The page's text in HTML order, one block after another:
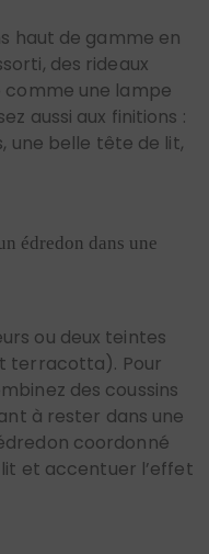
haut de gamme en
des rideaux
comme une lampe
aussi aux finitions :
une belle tête de lit,
édredon dans une
ou deux teintes
terracotta). Pour
des coussins
à rester dans une
coordonné
et accentuer l’effet